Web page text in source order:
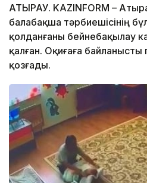
АТЫРАУ. KAZINFORM –
балабақша тәрбиешісінің
қолданғаны бейнебақылау
қалған. Оқиғаға
қозғады.